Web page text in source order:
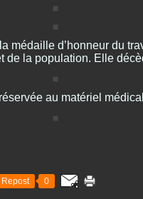
médaille d’honneur du
de la population. Elle
au matériel
Repost 0